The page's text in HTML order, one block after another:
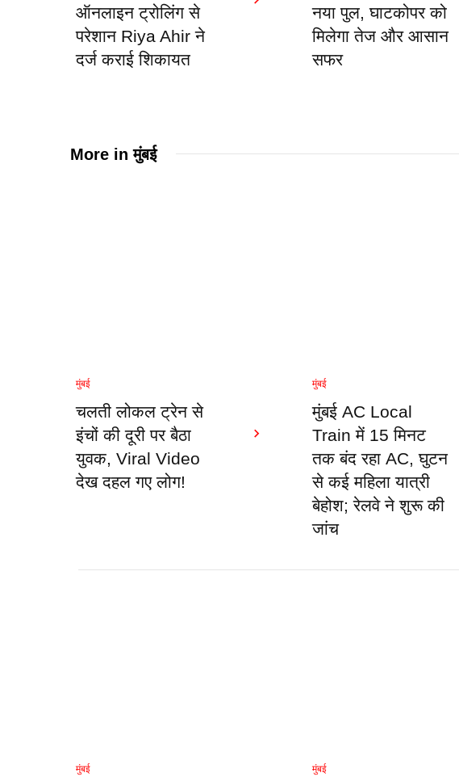
ऑनलाइन ट्रोलिंग से
परेशान Riya Ahir ने
दर्ज कराई शिकायत
नया पुल, घाटकोपर को
मिलेगा तेज और आसान
सफर
More inमुंबई
मुंबई
चलती लोकल ट्रेन से
इंचों की दूरी पर बैठा
युवक, Viral Video
देख दहल गए लोग!
मुंबई
मुंबई AC Local
Train में 15 मिनट
तक बंद रहा AC, घुटन
से कई महिला यात्री
बेहोश; रेलवे ने शुरू की
जांच
मुंबई मुंबई